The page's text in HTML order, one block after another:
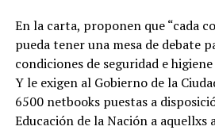
En la carta, proponen que “cada
pueda tener una mesa de debate
condiciones de seguridad e
Y le exigen al Gobierno de la
6500 netbooks puestas a
Educación de la Nación a aquellxs